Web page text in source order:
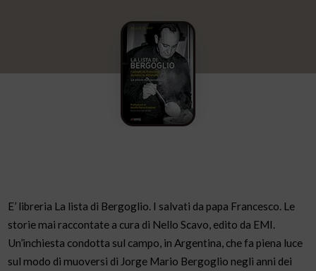
E’ libreria La lista di Bergoglio. I salvati da papa Francesco. Le
storie mai raccontate a cura di Nello Scavo, edito da EMI.
Un’inchiesta condotta sul campo, in Argentina, che fa piena luce
sul modo di muoversi di Jorge Mario Bergoglio negli anni dei